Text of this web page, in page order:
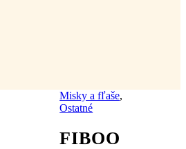
Misky a fľaše,
Ostatné
FIBOO